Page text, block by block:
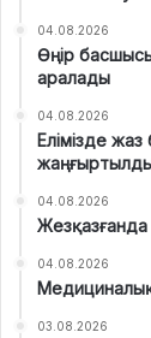
04.08.2026
Өңір
аралады
04.08.2026
Елімізде
04.08.2026
Жезқазғанда
04.08.2026
03.08.2026